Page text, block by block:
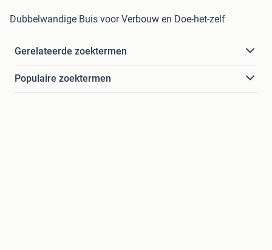
Dubbelwandige Buis voor Verbouw en Doe-het-zelf
Gerelateerde zoektermen
Populaire zoektermen